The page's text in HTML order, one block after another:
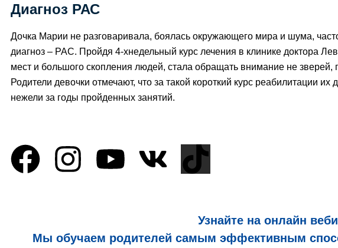
Диагноз РАС
Дочка Марии не разговаривала, боялась окружающего мира и шума,
диагноз – РАС. Пройдя 4-хнедельный курс лечения в клинике доктора
мест и большого скопления людей, стала обращать внимание не зверей,
Родители девочки отмечают, что за такой короткий курс реабилитации их
нежели за годы пройденных занятий.
Узнайте на онлайн
Мы обучаем родителей самым эффективным